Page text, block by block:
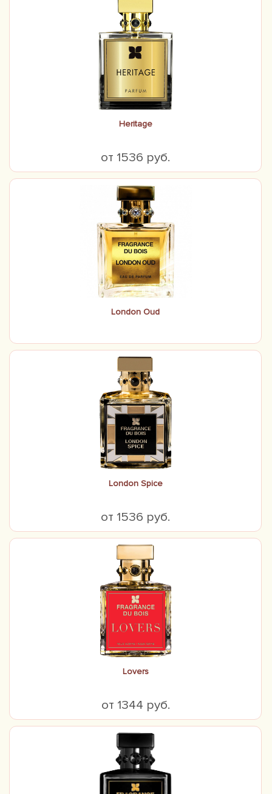
Heritage
от 1536 руб.
London Oud
London Spice
от 1536 руб.
Lovers
от 1344 руб.